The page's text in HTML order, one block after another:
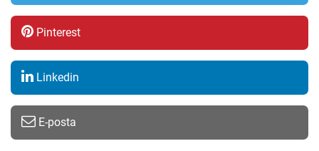
Pinterest
Linkedin
E-posta